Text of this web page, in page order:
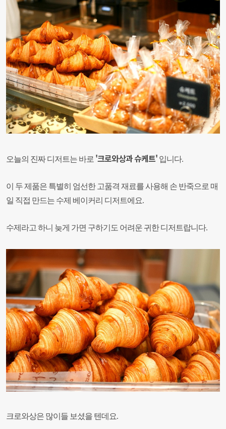
오늘의 진짜 디저트는 바로 '크로와상과 슈케트' 입니다.
이 두 제품은 특별히 엄선한 고품격 재료를 사용해 손 반죽으로 매
일 직접 만드는 수제 베이커리 디저트에요.
수제라고 하니 늦게 가면 구하기도 어려운 귀한 디저트랍니다.
크로와상은 많이들 보셨을 텐데요.